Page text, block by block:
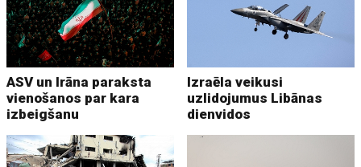
ASV un Irāna paraksta
vienošanos par kara
izbeigšanu
Izraēla veikusi
uzlidojumus Libānas
dienvidos